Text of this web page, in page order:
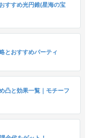
すすめ光円錐(星海の宝
とおすすめパーティ
凸と効果一覧｜モチーフ